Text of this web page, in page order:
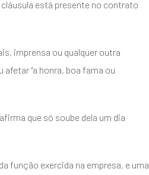
está presente no contrato
imprensa ou qualquer outra
afetar “a honra, boa fama ou
que só soube dela um dia
função exercida na empresa, e uma